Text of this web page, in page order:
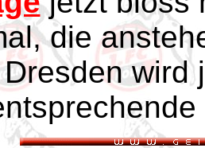
die
wird